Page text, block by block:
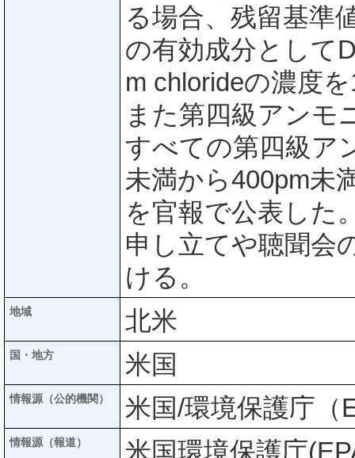
る場合、残留基準
の有効成分として
m chlorideの濃度
また第四級アンモ
すべての第四級ア
未満から400pm未
を官報で公表した
申し立てや聴聞会
ける。
地域 北米
国・地方 米国
情報源（公的機関） 米国/環境保護庁（
情報源（報道） 米国環境保護庁